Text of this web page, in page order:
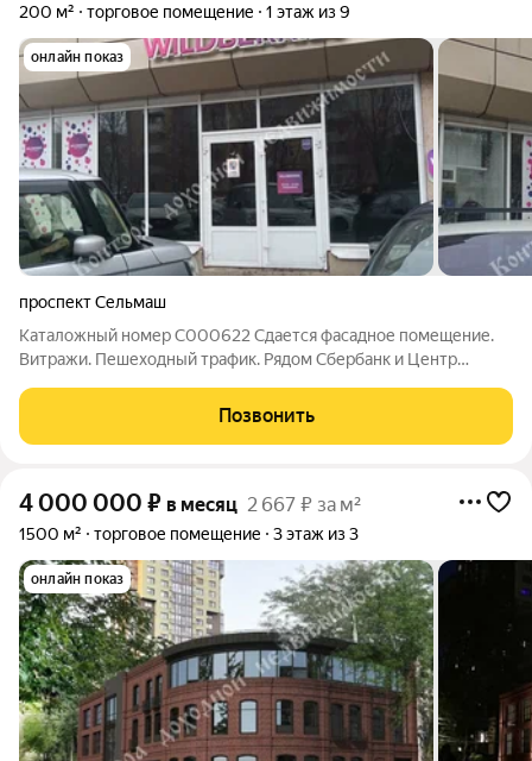
200 м² торговое помещение 1 этаж из 9
онлайн показ
проспект Сельмаш
Каталожный номер C000622 Сдается фасадное помещение.
Витражи. Пешеходный трафик. Рядом Сбербанк и Центр
Компанией предоставляется гарантия безопасности сделки.
Документы готовы к продаже. Подходят
Позвонить
4 000 000 ₽ в месяц 2 667 ₽ за м²
1500 м² торговое помещение 3 этаж из 3
онлайн показ